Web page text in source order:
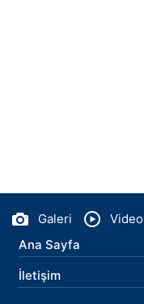
Galeri
Video
Ana Sayfa
İletişim